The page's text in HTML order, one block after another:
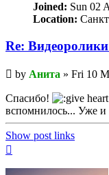
Joined: Sun 02
Location:
Re:
Unread
post
by Анита » Fri 10
Спасибо!
вспомнилось... Уже и
Show post links